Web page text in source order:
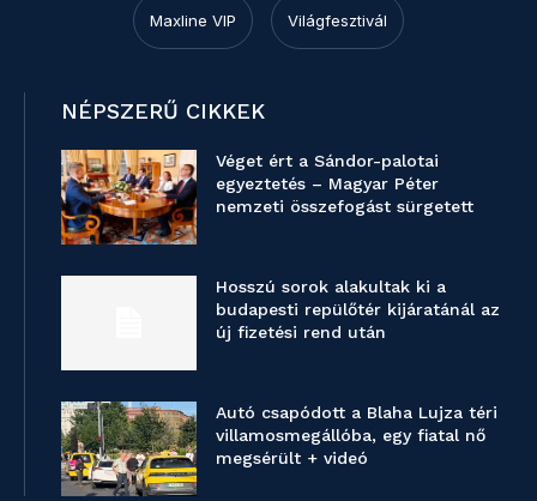
Maxline VIP Világfesztivál
NÉPSZERŰ CIKKEK
Véget ért a Sándor-palotai
egyeztetés – Magyar Péter
nemzeti összefogást sürgetett
Hosszú sorok alakultak ki a
budapesti repülőtér kijáratánál az
új fizetési rend után
Autó csapódott a Blaha Lujza téri
villamosmegállóba, egy fiatal nő
megsérült + videó